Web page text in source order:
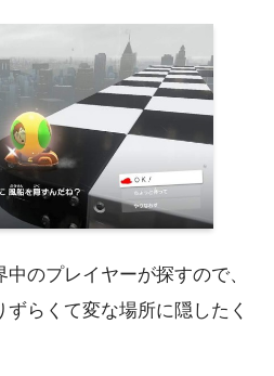
のプレイヤーが探すので、
らくて変な場所に隠したく